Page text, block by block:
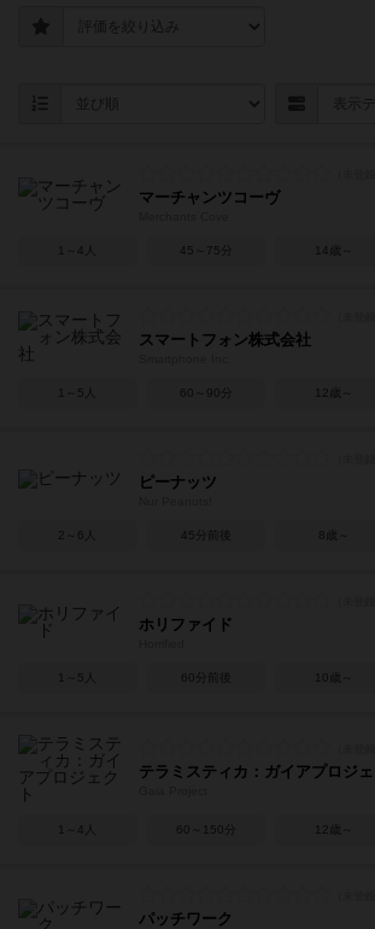
マーチャンツコーヴ
1～4人 45～75分 14歳～
スマートフォン株式会社
1～5人 60～90分 12歳～
ピーナッツ
2～6人 45分前後 8歳～
ホリファイド
1～5人 60分前後 10歳～
テラミスティカ：ガイアプロジェ
1～4人 60～150分 12歳～
パッチワーク